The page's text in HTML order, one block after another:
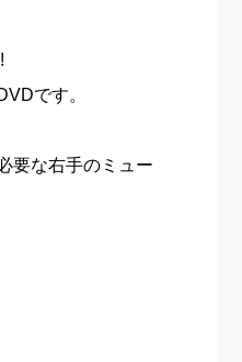
です。
要な右手のミュー